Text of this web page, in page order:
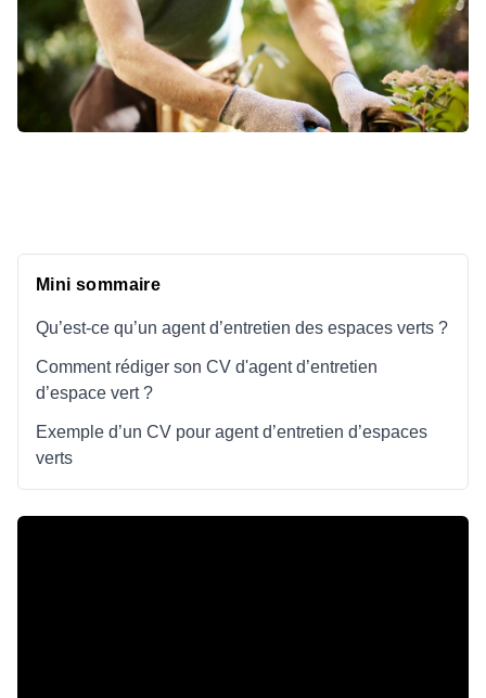
Mini sommaire
Qu’est-ce qu’un agent d’entretien des espaces verts ?
Comment rédiger son CV d'agent d’entretien
d’espace vert ?
Exemple d’un CV pour agent d’entretien d’espaces
verts